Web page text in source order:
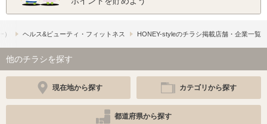
ヘルス&ビューティ・フィットネス HONEY-styleのチラシ掲載店舗・企業一覧
他のチラシを探す
現在地から探す カテゴリから探す
都道府県から探す